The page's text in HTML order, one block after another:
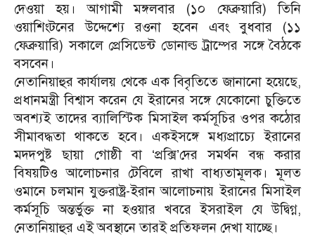
দেওয়া হয়।আগামী মঙ্গলবার (১০ ফেব্রুয়ারি) তিনি
ওয়াশিংটনের উদ্দেশ্যে রওনা হবেন এবং বুধবার (১১
ফেব্রুয়ারি) সকালে প্রেসিডেন্ট ডোনাল্ড ট্রাম্পের সঙ্গে বৈঠকে
বসবেন।
নেতানিয়াহুর কার্যালয় থেকে এক বিবৃতিতে জানানো হয়েছে,
প্রধানমন্ত্রী বিশ্বাস করেন যে ইরানের সঙ্গে যেকোনো চুক্তিতে
অবশ্যই তাদের ব্যালিস্টিক মিসাইল কর্মসূচির ওপর কঠোর
সীমাবদ্ধতা থাকতে হবে। একইসঙ্গে মধ্যপ্রাচ্যে ইরানের
মদদপুষ্ট ছায়া গোষ্ঠী বা ‘প্রক্সি’দের সমর্থন বন্ধ করার
বিষয়টিও আলোচনার টেবিলে রাখা বাধ্যতামূলক। মূলত
ওমানে চলমান যুক্তরাষ্ট্র-ইরান আলোচনায় ইরানের মিসাইল
কর্মসূচি অন্তর্ভুক্ত না হওয়ার খবরে ইসরাইল যে উদ্বিগ্ন,
নেতানিয়াহুর এই অবস্থানে তারই প্রতিফলন দেখা যাচ্ছে।